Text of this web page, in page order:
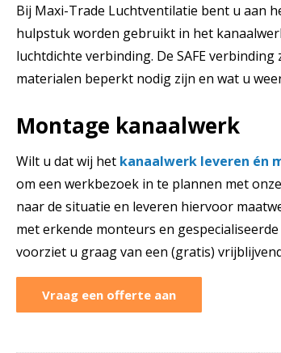
Bij Maxi-Trade Luchtventilatie bent u aan
hulpstuk worden gebruikt in het
luchtdichte verbinding. De SAFE
materialen beperkt nodig zijn en wat u
Montage kanaalwerk
Wilt u dat wij het kanaalwerk leveren én
om een werkbezoek in te plannen met
naar de situatie en leveren hiervoor
met erkende monteurs en
voorziet u graag van een (gratis)
Vraag een offerte aan